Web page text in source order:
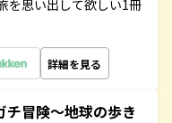
思い出して欲しい1冊
詳細を見る
チ冒険～地球の歩き